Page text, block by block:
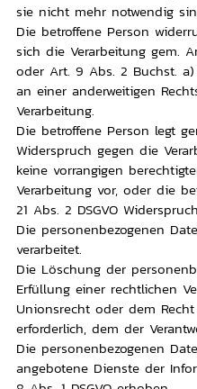
sie nicht mehr notwendig
Die betroffene Person
sich die Verarbeitung gem.
oder Art. 9 Abs. 2 Buchst.
an einer anderweitigen
Verarbeitung.
Die betroffene Person legt
Widerspruch gegen die
keine vorrangigen
Verarbeitung vor, oder die
21 Abs. 2 DSGVO
Die personenbezogenen
verarbeitet.
Die Löschung der
Erfüllung einer rechtlichen
Unionsrecht oder dem
erforderlich, dem der
Die personenbezogenen
angebotene Dienste der